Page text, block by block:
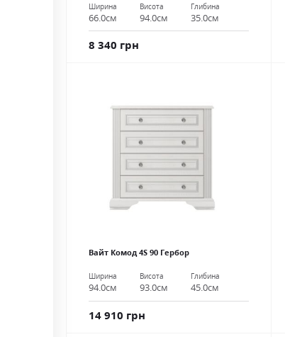
Ширина
66.0см
Висота
94.0см
Глибина
35.0см
8 340 грн
Вайт Комод 4S 90 Гербор
Ширина
94.0см
Висота
93.0см
Глибина
45.0см
14 910 грн